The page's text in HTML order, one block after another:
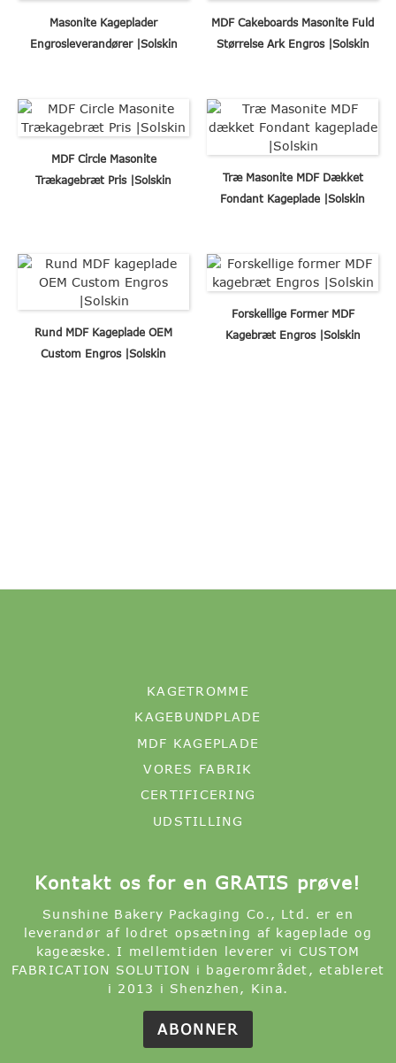
Masonite Kageplader
Engrosleverandører |Solskin
MDF Cakeboards Masonite Fuld
Størrelse Ark Engros |Solskin
MDF Circle Masonite
Trækagebræt Pris |Solskin
Træ Masonite MDF Dækket
Fondant Kageplade |Solskin
Rund MDF Kageplade OEM
Custom Engros |Solskin
Forskellige Former MDF
Kagebræt Engros |Solskin
KAGETROMME
KAGEBUNDPLADE
MDF KAGEPLADE
VORES FABRIK
CERTIFICERING
UDSTILLING
Kontakt os for en GRATIS prøve!
Sunshine Bakery Packaging Co., Ltd. er en
leverandør af lodret opsætning af kageplade og
kageæske. I mellemtiden leverer vi CUSTOM
FABRICATION SOLUTION i bagerområdet, etableret
i 2013 i Shenzhen, Kina.
ABONNER